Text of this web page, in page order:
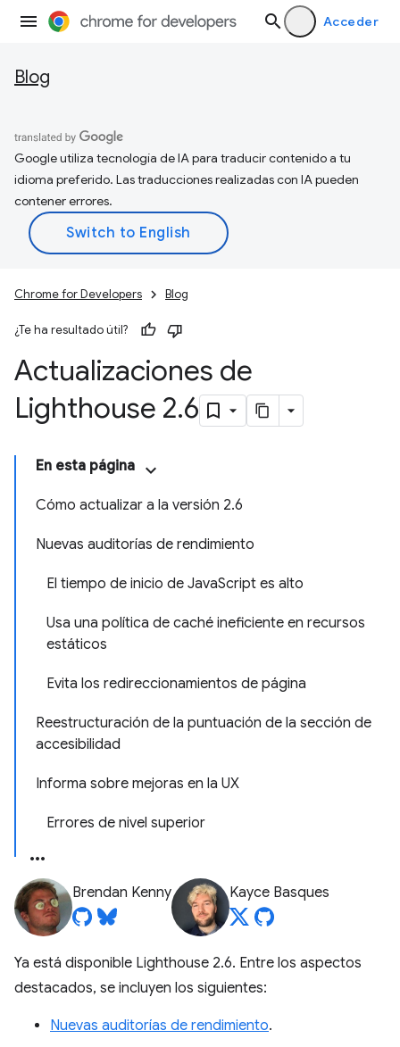
Acceder
Blog
Google utiliza tecnología de IA para traducir contenido a tu
idioma preferido. Las traducciones realizadas con IA pueden
contener errores.
Chrome for Developers Blog
¿Te ha resultado útil?
Actualizaciones de
Lighthouse 2.6
En esta página
Cómo actualizar a la versión 2.6
Nuevas auditorías de rendimiento
El tiempo de inicio de JavaScript es alto
Usa una política de caché ineficiente en recursos
estáticos
Evita los redireccionamientos de página
Reestructuración de la puntuación de la sección de
accesibilidad
Informa sobre mejoras en la UX
Errores de nivel superior
Brendan Kenny Kayce Basques
Ya está disponible Lighthouse 2.6. Entre los aspectos
destacados, se incluyen los siguientes:
Nuevas auditorías de rendimiento.